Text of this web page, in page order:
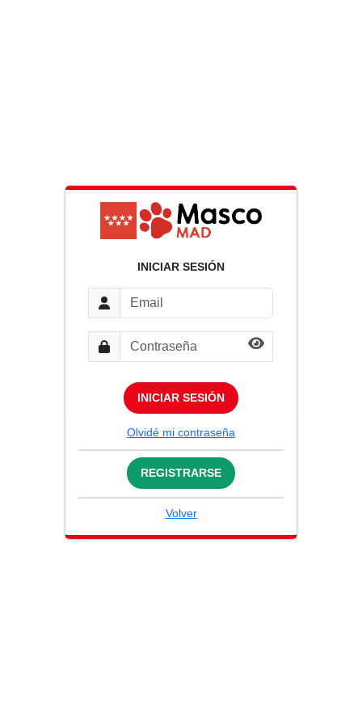
INICIAR SESIÓN
INICIAR SESIÓN
Olvidé mi contraseña
REGISTRARSE
Volver